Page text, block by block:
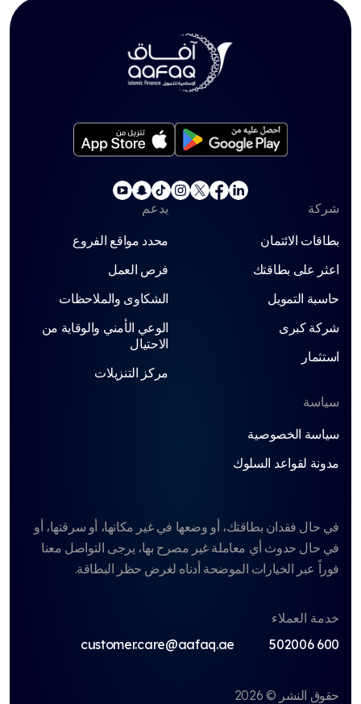
شركة
بطاقات الائتمان
اعثر على بطاقتك
حاسبة التمويل
شركة كبرى
استثمار
يدعم
محدد مواقع الفروع
فرص العمل
الشكاوى والملاحظات
الوعي الأمني ​​والوقاية من
الاحتيال
مركز التنزيلات
سياسة
سياسة الخصوصية
مدونة لقواعد السلوك
في حال فقدان بطاقتك، أو وضعها في غير مكانها، أو سرقتها، أو
في حال حدوث أي معاملة غير مصرح بها، يرجى التواصل معنا
فوراً عبر الخيارات الموضحة أدناه لغرض حظر البطاقة.
خدمة العملاء
600 502006
customer.care@aafaq.ae
حقوق النشر © 2026